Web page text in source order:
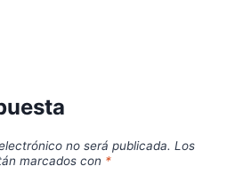
no será publicada. Los
marcados con *